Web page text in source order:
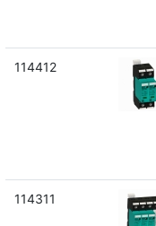
114412
114311